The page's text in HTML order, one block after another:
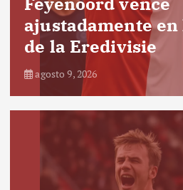
ajustadamente
de la Eredivisie
agosto 9, 2026